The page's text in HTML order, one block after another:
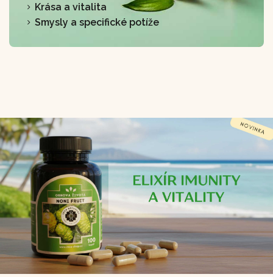
Krása a vitalita
Smysly a specifické potíže